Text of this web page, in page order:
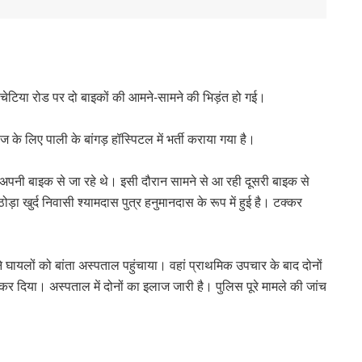
रोड पर दो बाइकों की आमने-सामने की भिड़ंत हो गई।
लिए पाली के बांगड़ हॉस्पिटल में भर्ती कराया गया है।
अपनी बाइक से जा रहे थे। इसी दौरान सामने से आ रही दूसरी बाइक से
खुर्द निवासी श्यामदास पुत्र हनुमानदास के रूप में हुई है। टक्कर
को बांता अस्पताल पहुंचाया। वहां प्राथमिक उपचार के बाद दोनों
दिया। अस्पताल में दोनों का इलाज जारी है। पुलिस पूरे मामले की जांच